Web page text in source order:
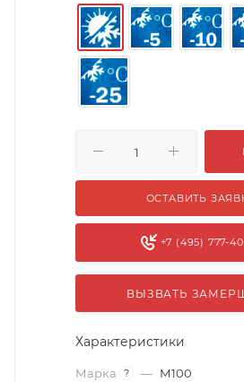
ОСТАВИТЬ
+7 (495) 777-
ВЫЗВАТЬ
Характеристики
Марка ? — М100